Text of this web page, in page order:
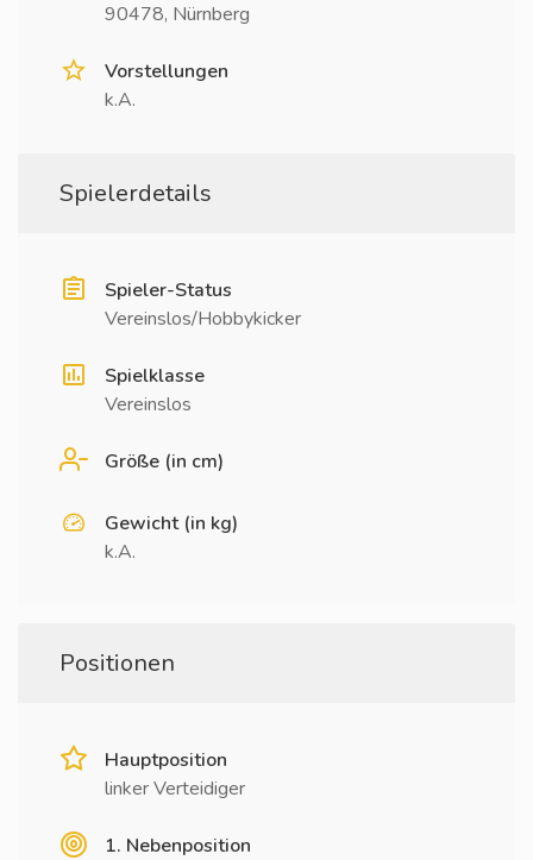
90478, Nürnberg
Vorstellungen
k.A.
Spielerdetails
Spieler-Status
Vereinslos/Hobbykicker
Spielklasse
Vereinslos
Größe (in cm)
Gewicht (in kg)
k.A.
Positionen
Hauptposition
linker Verteidiger
1. Nebenposition